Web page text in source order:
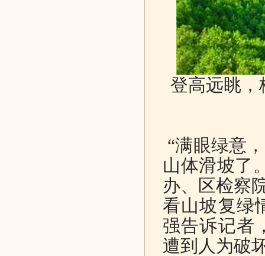
登高远眺，
“满眼绿意
山体滑坡了
办、区检察
看山坡复绿
强告诉记者
遭到人为破